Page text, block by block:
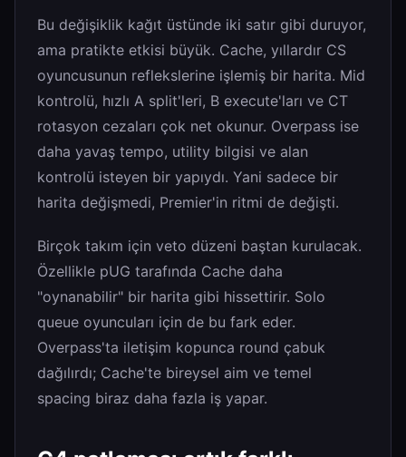
Bu değişiklik kağıt üstünde iki satır gibi duruyor,
ama pratikte etkisi büyük. Cache, yıllardır CS
oyuncusunun reflekslerine işlemiş bir harita. Mid
kontrolü, hızlı A split'leri, B execute'ları ve CT
rotasyon cezaları çok net okunur. Overpass ise
daha yavaş tempo, utility bilgisi ve alan
kontrolü isteyen bir yapıydı. Yani sadece bir
harita değişmedi, Premier'in ritmi de değişti.
Birçok takım için veto düzeni baştan kurulacak.
Özellikle pUG tarafında Cache daha
"oynanabilir" bir harita gibi hissettirir. Solo
queue oyuncuları için de bu fark eder.
Overpass'ta iletişim kopunca round çabuk
dağılırdı; Cache'te bireysel aim ve temel
spacing biraz daha fazla iş yapar.